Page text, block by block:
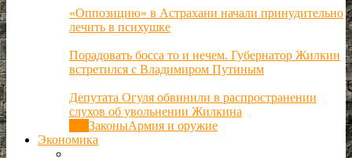
«Оппозицию» в Астрахани начали принудительно
лечить в психушке
Порадовать босса то и нечем. Губернатор Жилкин
встретился с Владимиром Путиным
Депутата Огуля обвинили в распространении
слухов об увольнении Жилкина
ЗаконыАрмия и оружие
Экономика